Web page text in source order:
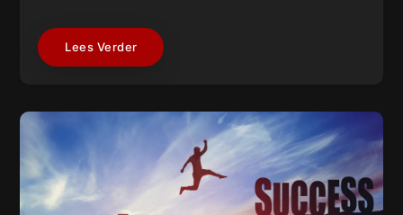
Lees Verder